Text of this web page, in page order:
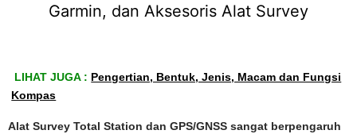
LIHAT JUGA : Pengertian, Bentuk, Jenis, Macam dan Fungsi
Kompas
Alat Survey Total Station dan GPS/GNSS sangat berpengaruh